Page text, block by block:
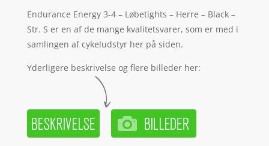
Endurance Energy 3-4 – Løbetights – Herre – Black –
Str. S er en af de mange kvalitetsvarer, som er med i
samlingen af cykeludstyr her på siden.
Yderligere beskrivelse og flere billeder her: